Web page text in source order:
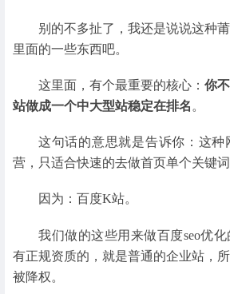
别的不多扯了，我还是说说这种
里面的一些东西吧。
这里面，有个最重要的核心： 你
站做成一个中大型站稳定在排名 。
这句话的意思就是告诉你：这种
营，只适合快速的去做首页单个关键词
因为：百度K站。
我们做的这些用来做百度seo优
有正规资质的，就是普通的企业站，
被降权。